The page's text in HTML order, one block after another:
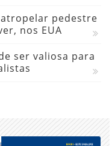
pedestre
nos EUA
ser valiosa para